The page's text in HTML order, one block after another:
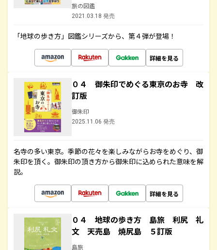
旅の図鑑
2021.03.18 発売
「地球の歩き方」図鑑シリーズから、第４弾が登場！
詳細を見る
０４ 御朱印でめぐる東京のお寺 改
訂版
御朱印
2025.11.06 発売
名寺の多い東京。季節の花々を楽しみながらお寺をめぐり、御
朱印を頂く。御朱印の頂き方から御朱印に込められた意味を解
説。
詳細を見る
０４ 地球の歩き方 島旅 利尻 礼
文 天売島 焼尻島 ５訂版
島旅